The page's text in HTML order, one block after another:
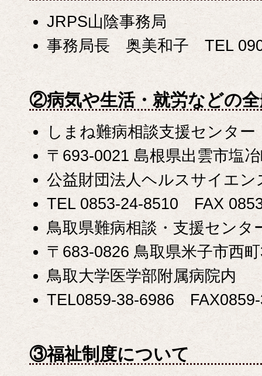
JRPS山陰事務局
事務局長 奥美和子 TEL
②病気や生活・就労などの
しまね難病相談支援センター
〒693-0021 島根県出雲市塩
公益財団法人ヘルスサイエ
TEL 0853-24-8510 FAX
鳥取県難病相談・支援センタ
〒683-0826 鳥取県米子市西
鳥取大学医学部附属病院内
TEL0859-38-6986
③福祉制度について